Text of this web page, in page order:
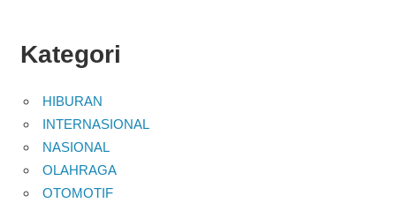
Kategori
HIBURAN
INTERNASIONAL
NASIONAL
OLAHRAGA
OTOMOTIF